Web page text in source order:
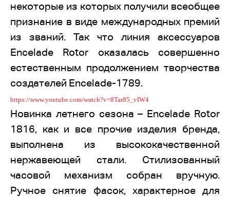
некоторые из которых получили всеобщее
признание в виде международных премий
из званий. Так что линия аксессуаров
Encelade Rotor оказалась совершенно
естественным продолжением творчества
создателей Encelade-1789.
https://www.youtube.com/watch?v=8Tar85_vIW4
Новинка летнего сезона – Encelade Rotor
1816, как и все прочие изделия бренда,
выполнена из высококачественной
нержавеющей стали. Стилизованный
часовой механизм собран вручную.
Ручное снятие фасок, характерное для